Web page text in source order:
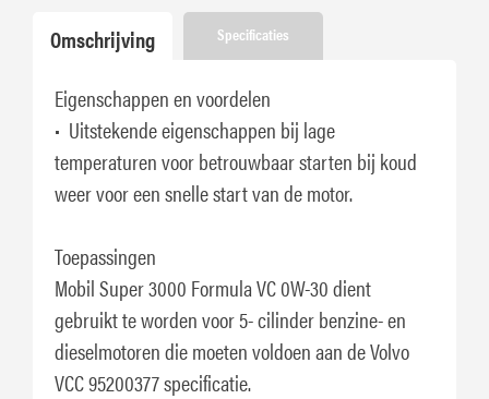
Omschrijving Specificaties
Eigenschappen en voordelen
• Uitstekende eigenschappen bij lage
temperaturen voor betrouwbaar starten bij koud
weer voor een snelle start van de motor.
Toepassingen
Mobil Super 3000 Formula VC 0W-30 dient
gebruikt te worden voor 5- cilinder benzine- en
dieselmotoren die moeten voldoen aan de Volvo
VCC 95200377 specificatie.